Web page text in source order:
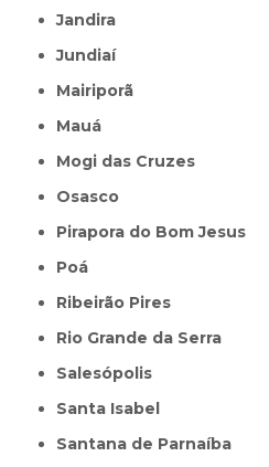
Jandira
Jundiaí
Mairiporã
Mauá
Mogi das Cruzes
Osasco
Pirapora do Bom Jesus
Poá
Ribeirão Pires
Rio Grande da Serra
Salesópolis
Santa Isabel
Santana de Parnaíba